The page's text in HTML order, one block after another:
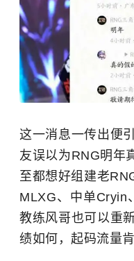
这一消息一传出便
友误以为RNG明年
至都想好组建老
MLXG、中单Cryin
教练风哥也可以重
绩如何，起码流量肯